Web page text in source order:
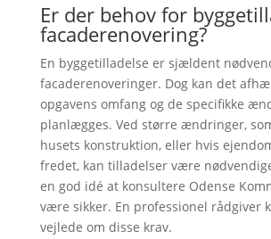
Er der behov for
facaderenovering?
En byggetilladelse er sjældent
facaderenoveringer. Dog kan det
opgavens omfang og de specifikke
planlægges. Ved større ændringer,
husets konstruktion, eller hvis
fredet, kan tilladelser være
en god idé at konsultere Odense
være sikker. En professionel rådgiver
vejlede om disse krav.